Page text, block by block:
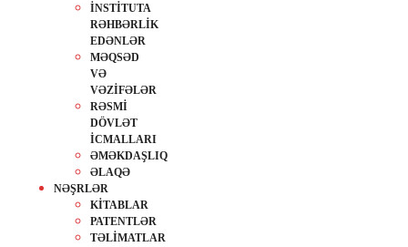
İNSTİTUTA
RƏHBƏRLİK
EDƏNLƏR
MƏQSƏD
VƏ
VƏZİFƏLƏR
RƏSMİ
DÖVLƏT
İCMALLARI
ƏMƏKDAŞLIQ
ƏLAQƏ
NƏŞRLƏR
KİTABLAR
PATENTLƏR
TƏLİMATLAR